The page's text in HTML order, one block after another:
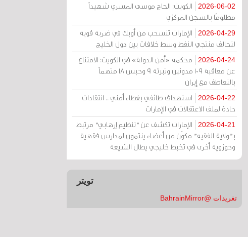
2026-06-02
الكويت: الحاج موسى المسري شهيداً
مظلومًا بالسجن المركزي
2026-04-29
الإمارات تنسحب من أوبك في ضربة قوية
لتحالف منتجي النفط وسط خلافات بين دول الخليج
2026-04-24
محكمة «أمن الدولة» في الكويت: الامتناع
عن معاقبة 109 مدونين وتبرئة 9 وحبس 18 متهماً
بالتعاطف مع إيران
2026-04-22
استهداف طائفي بغطاء أمني .. انتقادات
حادة لملف الاعتقالات في الإمارات
2026-04-21
الإمارات تكشف عن "تنظيم إرهابي" مرتبط
بـ"ولاية الفقيه" مكوّن من أعضاء ينتمون لمدارس فقهية
وحوزوية أخرى في تخبط خليجي يطال الشيعة
تويتر
تغريدات @BahrainMirror